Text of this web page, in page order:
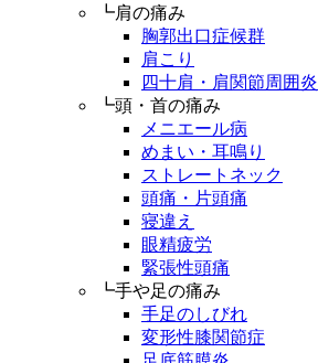
┗肩の痛み
胸郭出口症候群
肩こり
四十肩・肩関節周囲炎
┗頭・首の痛み
メニエール病
めまい・耳鳴り
ストレートネック
頭痛・片頭痛
寝違え
眼精疲労
緊張性頭痛
┗手や足の痛み
手足のしびれ
変形性膝関節症